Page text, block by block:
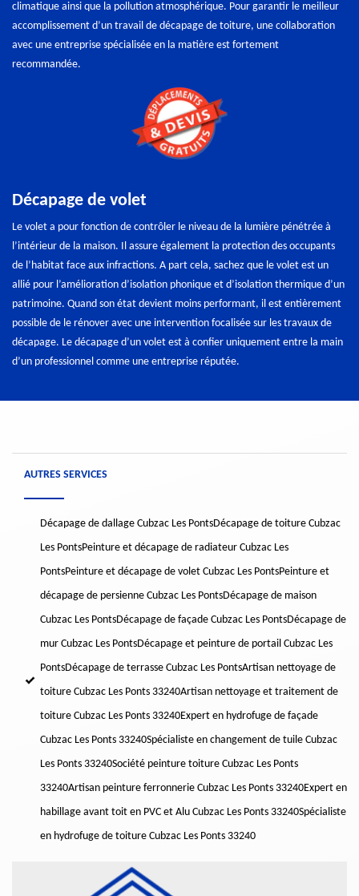
climatique ainsi que la pollution atmosphérique. Pour garantir le meilleur
accomplissement d’un travail de décapage de toiture, une collaboration
avec une entreprise spécialisée en la matière est fortement
recommandée.
Décapage de volet
Le volet a pour fonction de contrôler le niveau de la lumière pénétrée à
l’intérieur de la maison. Il assure également la protection des occupants
de l’habitat face aux infractions. A part cela, sachez que le volet est un
allié pour l’amélioration d’isolation phonique et d’isolation thermique d’un
patrimoine. Quand son état devient moins performant, il est entièrement
possible de le rénover avec une intervention focalisée sur les travaux de
décapage. Le décapage d’un volet est à confier uniquement entre la main
d’un professionnel comme une entreprise réputée.
AUTRES SERVICES
Décapage de dallage Cubzac Les PontsDécapage de toiture Cubzac
Les PontsPeinture et décapage de radiateur Cubzac Les
PontsPeinture et décapage de volet Cubzac Les PontsPeinture et
décapage de persienne Cubzac Les PontsDécapage de maison
Cubzac Les PontsDécapage de façade Cubzac Les PontsDécapage de
mur Cubzac Les PontsDécapage et peinture de portail Cubzac Les
PontsDécapage de terrasse Cubzac Les PontsArtisan nettoyage de
toiture Cubzac Les Ponts 33240Artisan nettoyage et traitement de
toiture Cubzac Les Ponts 33240Expert en hydrofuge de façade
Cubzac Les Ponts 33240Spécialiste en changement de tuile Cubzac
Les Ponts 33240Société peinture toiture Cubzac Les Ponts
33240Artisan peinture ferronnerie Cubzac Les Ponts 33240Expert en
habillage avant toit en PVC et Alu Cubzac Les Ponts 33240Spécialiste
en hydrofuge de toiture Cubzac Les Ponts 33240